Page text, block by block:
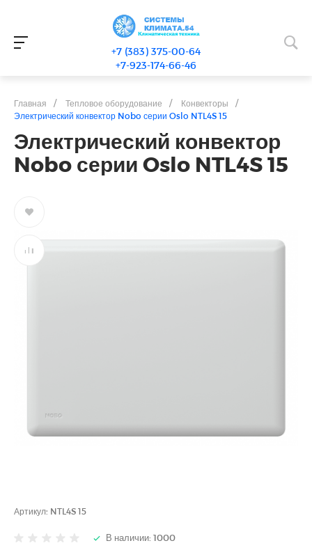
+7 (383) 375-00-64
+7-923-174-66-46
Главная / Тепловое оборудование / Конвекторы
/
Электрический конвектор Nobo серии Oslo NTL4S 15
Электрический конвектор
Nobo серии Oslo NTL4S 15
Артикул: NTL4S 15
В наличии: 1000